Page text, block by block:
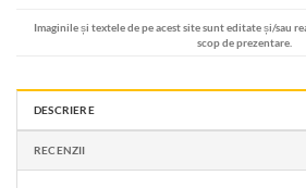
Imaginile și textele de pe acest site sunt editate și/sau
scop de prezentare.
DESCRIERE
RECENZII